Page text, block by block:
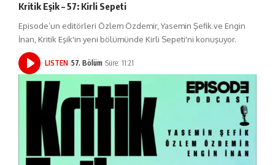
Kritik Eşik – 57: Kirli Sepeti
Episode’un editörleri Özlem Özdemir, Yasemin Şefik ve Engin
İnan, Kritik Eşik'in yeni bölümünde Kirli Sepeti'ni konuşuyor.
LISTEN 57. Bölüm Süre: 11:21